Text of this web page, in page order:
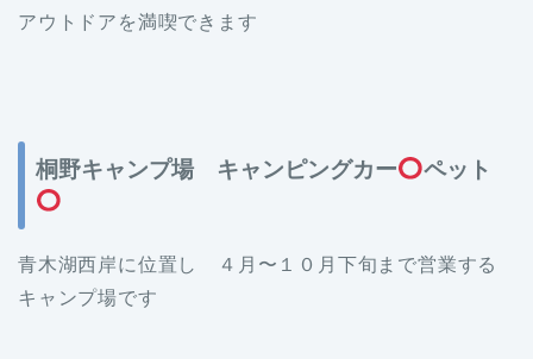
アウトドアを満喫できます
桐野キャンプ場 キャンピングカー ペット
青木湖西岸に位置し ４月〜１０月下旬まで営業する
キャンプ場です